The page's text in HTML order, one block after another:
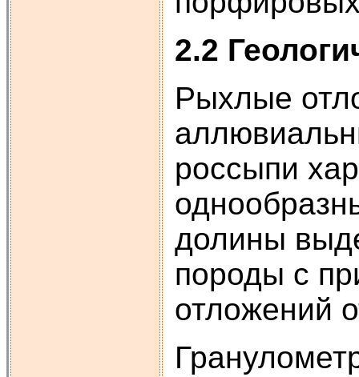
2.2
Рыхлые
россыпи
долины
породы с
отложений